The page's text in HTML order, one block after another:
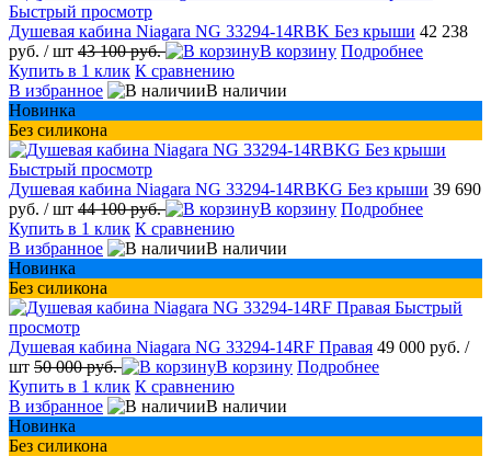
Быстрый просмотр
Душевая кабина Niagara NG 33294-14RBK Без крыши 42 238
руб. / шт 43 100 руб. В корзину Подробнее
Купить в 1 клик К сравнению
В избранное
В наличии
Новинка
Без силикона
Быстрый просмотр
Душевая кабина Niagara NG 33294-14RBKG Без крыши 39 690
руб. / шт 44 100 руб. В корзину Подробнее
Купить в 1 клик К сравнению
В избранное
В наличии
Новинка
Без силикона
Быстрый
просмотр
Душевая кабина Niagara NG 33294-14RF Правая 49 000 руб. /
шт 50 000 руб. В корзину Подробнее
Купить в 1 клик К сравнению
В избранное
В наличии
Новинка
Без силикона